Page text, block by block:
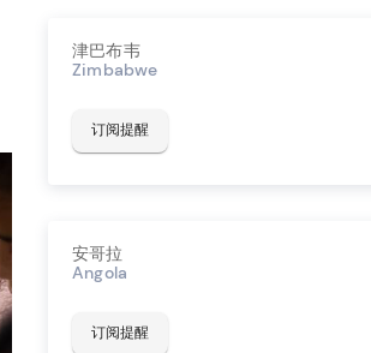
津巴布韦
Zimbabwe
订阅提醒
安哥拉
Angola
订阅提醒